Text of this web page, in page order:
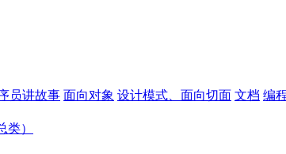
员讲故事 面向对象 设计模式、面向切面 文档 编
类）